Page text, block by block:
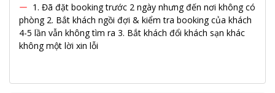
1. Đã đặt booking trước 2 ngày nhưng đến nơi không có
phòng 2. Bắt khách ngồi đợi & kiểm tra booking của khách
4-5 lần vẫn không tìm ra 3. Bắt khách đổi khách sạn khác
không một lời xin lỗi